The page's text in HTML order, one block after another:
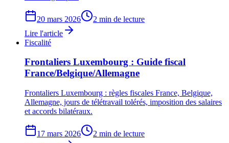
20 mars 2026
2 min de lecture
Lire l'article
Fiscalité
Frontaliers Luxembourg : Guide fiscal
France/Belgique/Allemagne
Frontaliers Luxembourg : règles fiscales France, Belgique,
Allemagne, jours de télétravail tolérés, imposition des salaires
et accords bilatéraux.
17 mars 2026
2 min de lecture